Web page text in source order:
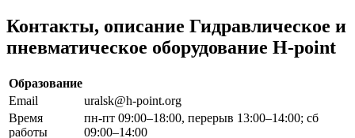
Контакты, описание Гидравлическое и
пневматическое оборудование H-point
Образование
Email
uralsk@h-point.org
Время
работы
пн-пт 09:00–18:00, перерыв 13:00–14:00; сб
09:00–14:00